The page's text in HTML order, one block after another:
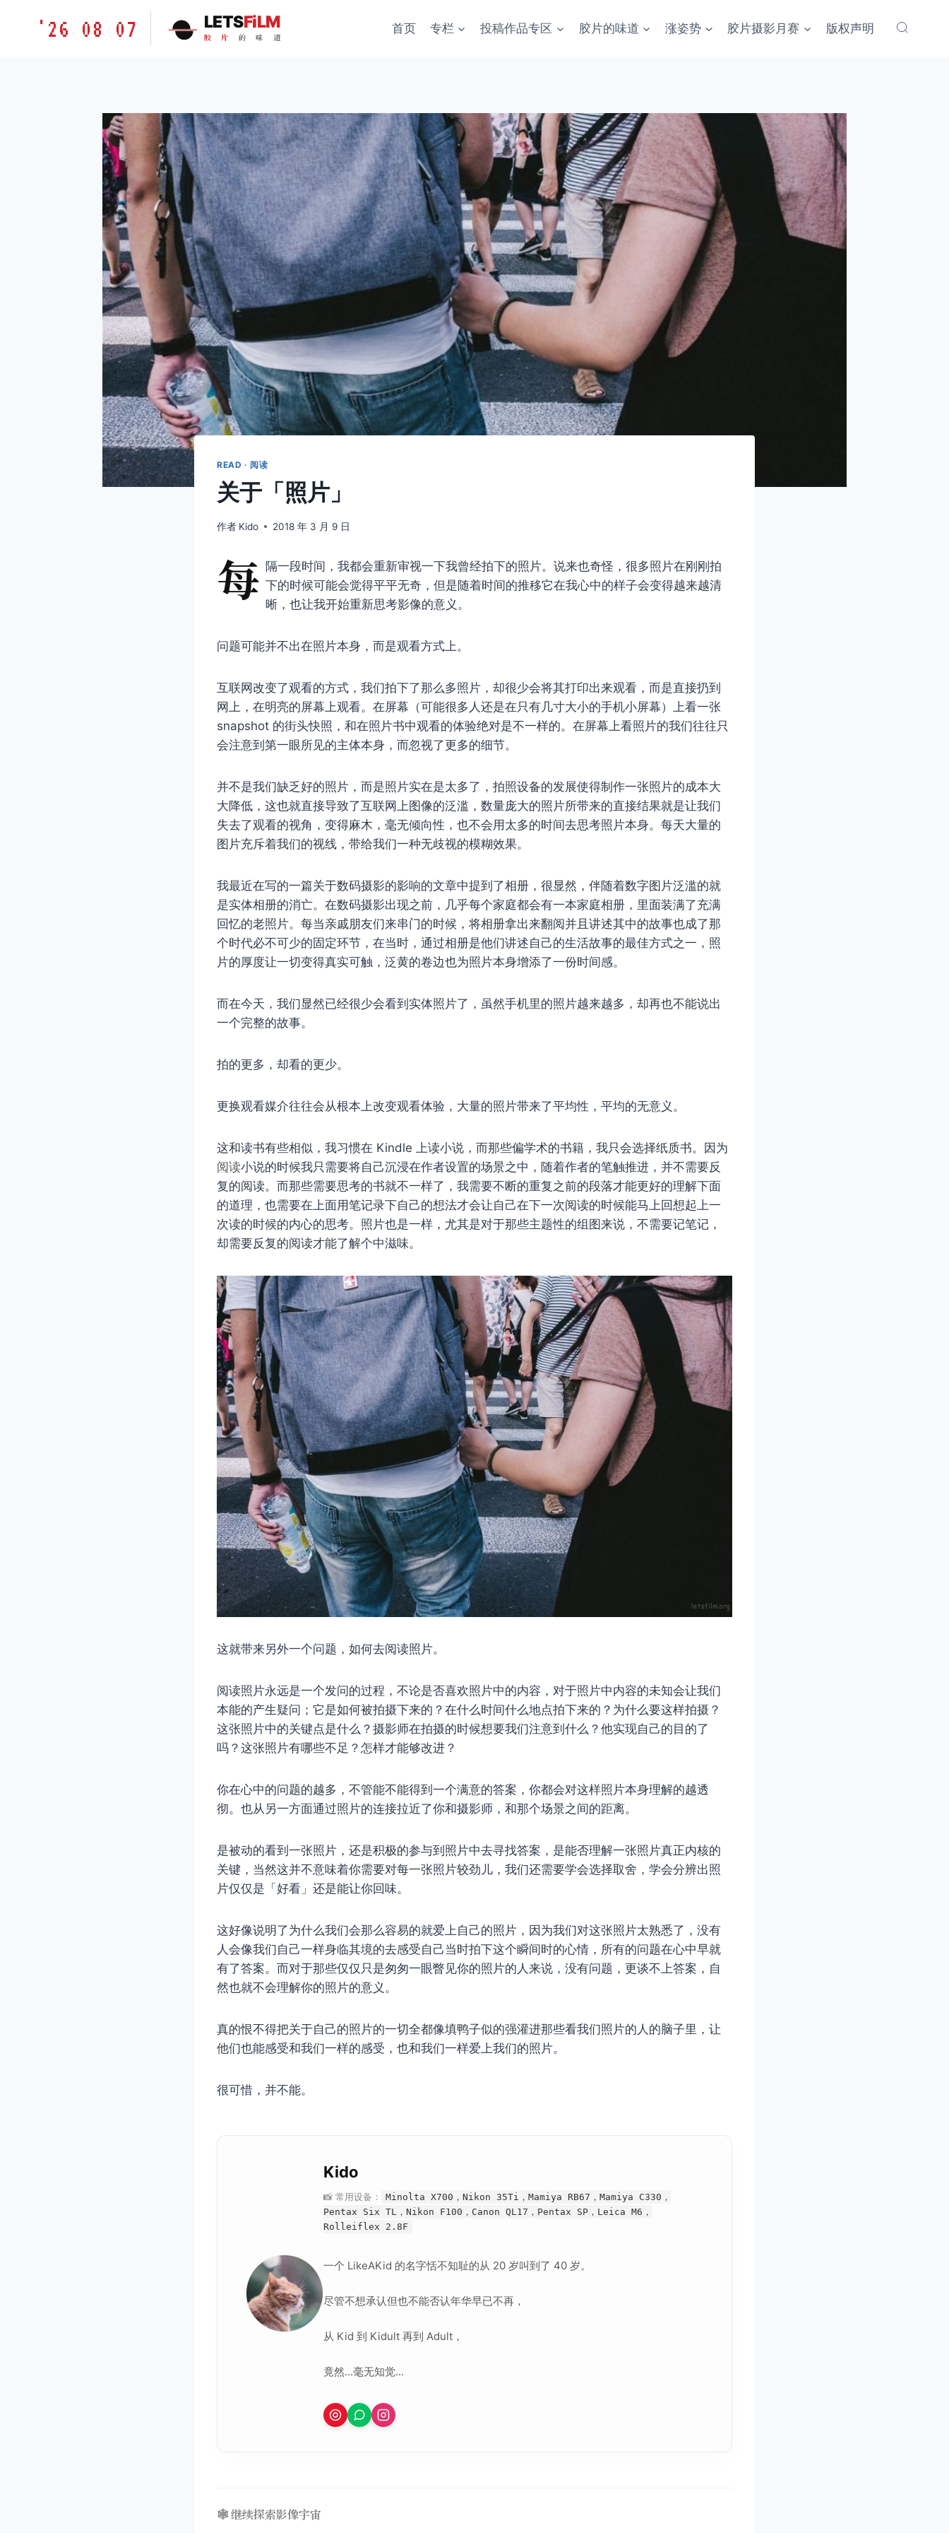
胶'26 08 07 LETSFiLM
胶 片 的 味 道
首页 专栏 投稿作品专区 胶片的味道 涨姿势 胶片摄影月赛 版权声明
READ · 阅读
关于「照片」
作者 Kido 2018 年 3 月 9 日
每 隔一段时间，我都会重新审视一下我曾经拍下的照片。说来也奇怪，很多照片在刚刚拍
下的时候可能会觉得平平无奇，但是随着时间的推移它在我心中的样子会变得越来越清
晰，也让我开始重新思考影像的意义。
问题可能并不出在照片本身，而是观看方式上。
互联网改变了观看的方式，我们拍下了那么多照片，却很少会将其打印出来观看，而是直接扔到
网上，在明亮的屏幕上观看。在屏幕（可能很多人还是在只有几寸大小的手机小屏幕）上看一张
snapshot 的街头快照，和在照片书中观看的体验绝对是不一样的。在屏幕上看照片的我们往往只
会注意到第一眼所见的主体本身，而忽视了更多的细节。
并不是我们缺乏好的照片，而是照片实在是太多了，拍照设备的发展使得制作一张照片的成本大
大降低，这也就直接导致了互联网上图像的泛滥，数量庞大的照片所带来的直接结果就是让我们
失去了观看的视角，变得麻木，毫无倾向性，也不会用太多的时间去思考照片本身。每天大量的
图片充斥着我们的视线，带给我们一种无歧视的模糊效果。
我最近在写的一篇关于数码摄影的影响的文章中提到了相册，很显然，伴随着数字图片泛滥的就
是实体相册的消亡。在数码摄影出现之前，几乎每个家庭都会有一本家庭相册，里面装满了充满
回忆的老照片。每当亲戚朋友们来串门的时候，将相册拿出来翻阅并且讲述其中的故事也成了那
个时代必不可少的固定环节，在当时，通过相册是他们讲述自己的生活故事的最佳方式之一，照
片的厚度让一切变得真实可触，泛黄的卷边也为照片本身增添了一份时间感。
而在今天，我们显然已经很少会看到实体照片了，虽然手机里的照片越来越多，却再也不能说出
一个完整的故事。
拍的更多，却看的更少。
更换观看媒介往往会从根本上改变观看体验，大量的照片带来了平均性，平均的无意义。
这和读书有些相似，我习惯在 Kindle 上读小说，而那些偏学术的书籍，我只会选择纸质书。因为
阅读小说的时候我只需要将自己沉浸在作者设置的场景之中，随着作者的笔触推进，并不需要反
复的阅读。而那些需要思考的书就不一样了，我需要不断的重复之前的段落才能更好的理解下面
的道理，也需要在上面用笔记录下自己的想法才会让自己在下一次阅读的时候能马上回想起上一
次读的时候的内心的思考。照片也是一样，尤其是对于那些主题性的组图来说，不需要记笔记，
却需要反复的阅读才能了解个中滋味。
这就带来另外一个问题，如何去阅读照片。
阅读照片永远是一个发问的过程，不论是否喜欢照片中的内容，对于照片中内容的未知会让我们
本能的产生疑问；它是如何被拍摄下来的？在什么时间什么地点拍下来的？为什么要这样拍摄？
这张照片中的关键点是什么？摄影师在拍摄的时候想要我们注意到什么？他实现自己的目的了
吗？这张照片有哪些不足？怎样才能够改进？
你在心中的问题的越多，不管能不能得到一个满意的答案，你都会对这样照片本身理解的越透
彻。也从另一方面通过照片的连接拉近了你和摄影师，和那个场景之间的距离。
是被动的看到一张照片，还是积极的参与到照片中去寻找答案，是能否理解一张照片真正内核的
关键，当然这并不意味着你需要对每一张照片较劲儿，我们还需要学会选择取舍，学会分辨出照
片仅仅是「好看」还是能让你回味。
这好像说明了为什么我们会那么容易的就爱上自己的照片，因为我们对这张照片太熟悉了，没有
人会像我们自己一样身临其境的去感受自己当时拍下这个瞬间时的心情，所有的问题在心中早就
有了答案。而对于那些仅仅只是匆匆一眼瞥见你的照片的人来说，没有问题，更谈不上答案，自
然也就不会理解你的照片的意义。
真的恨不得把关于自己的照片的一切全都像填鸭子似的强灌进那些看我们照片的人的脑子里，让
他们也能感受和我们一样的感受，也和我们一样爱上我们的照片。
很可惜，并不能。
Kido
📸 常用设备：
Minolta X700，Nikon 35Ti，Mamiya RB67，Mamiya C330，
Pentax Six TL，Nikon F100，Canon QL17，Pentax SP，Leica M6，
Rolleiflex 2.8F
一个 LikeAKid 的名字恬不知耻的从 20 岁叫到了 40 岁。
尽管不想承认但也不能否认年华早已不再，
从 Kid 到 Kidult 再到 Adult，
竟然...毫无知觉...
🕸️ 继续探索影像宇宙